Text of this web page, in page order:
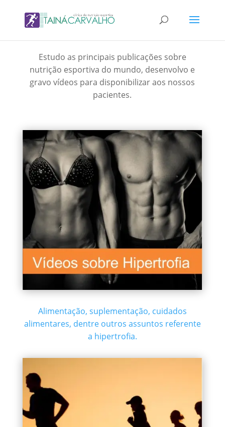
Estudo as principais publicações sobre
nutrição esportiva do mundo, desenvolvo e
gravo vídeos para disponibilizar aos nossos
pacientes.
Alimentação, suplementação, cuidados
alimentares, dentre outros assuntos referente
a hipertrofia.